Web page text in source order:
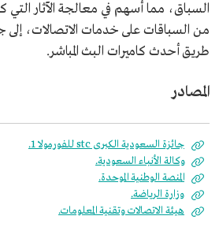
السباق، مما أسهم في معالجة الآثار
من السباقات على خدمات الاتصالات،
طريق أحدث كاميرات البث المباشر.
المصادر
جائزة السعودية الكبرى stc للفورمولا 1.
وكالة الأنباء السعودية.
المنصة الوطنية الموحدة.
وزارة الرياضة.
هيئة الاتصالات وتقنية المعلومات.